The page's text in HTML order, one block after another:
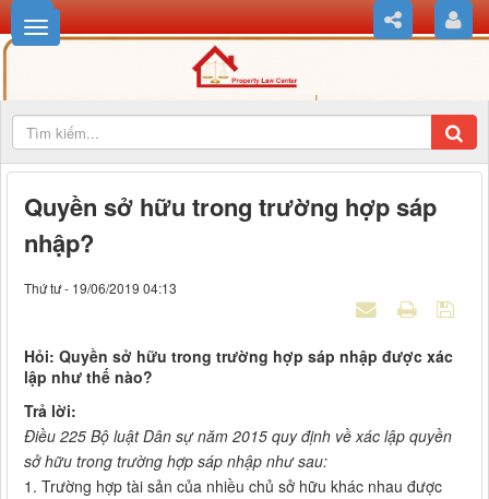
Quyền sở hữu trong trường hợp sáp
nhập?
Thứ tư - 19/06/2019 04:13
Hỏi: Quyền sở hữu trong trường hợp sáp nhập được xác
lập như thế nào?
Trả lời:
Điều 225 Bộ luật Dân sự năm 2015 quy định về xác lập quyền
sở hữu trong trường hợp sáp nhập như sau:
1. Trường hợp tài sản của nhiều chủ sở hữu khác nhau được